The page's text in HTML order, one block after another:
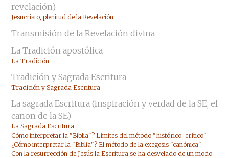
revelación)
Jesucristo, plenitud de la Revelación
Transmisión de la Revelación divina
La Tradición apostólica
La Tradición
Tradición y Sagrada Escritura
Tradición y Sagrada Escritura
La sagrada Escritura (inspiración y verdad de la SE; el
canon de la SE)
La Sagrada Escritura
Cómo interpretar la "Biblia"? Límites del método "histórico-crítico"
¿Cómo interpretar la "Biblia"? El método de la exegesis "canónica"
Con la resurrección de Jesús la Escritura se ha desvelado de un modo